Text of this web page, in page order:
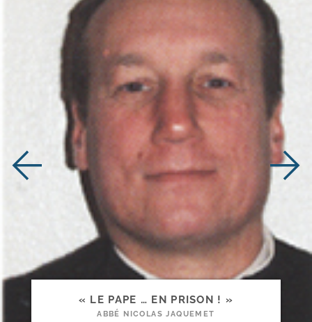
« LE PAPE … EN PRISON ! »
ABBÉ NICOLAS JAQUEMET